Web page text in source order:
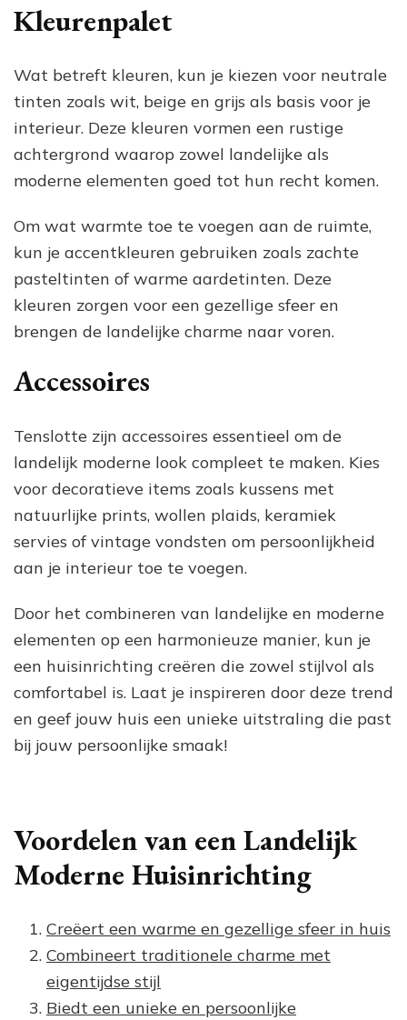
Kleurenpalet
Wat betreft kleuren, kun je kiezen voor neutrale
tinten zoals wit, beige en grijs als basis voor je
interieur. Deze kleuren vormen een rustige
achtergrond waarop zowel landelijke als
moderne elementen goed tot hun recht komen.
Om wat warmte toe te voegen aan de ruimte,
kun je accentkleuren gebruiken zoals zachte
pasteltinten of warme aardetinten. Deze
kleuren zorgen voor een gezellige sfeer en
brengen de landelijke charme naar voren.
Accessoires
Tenslotte zijn accessoires essentieel om de
landelijk moderne look compleet te maken. Kies
voor decoratieve items zoals kussens met
natuurlijke prints, wollen plaids, keramiek
servies of vintage vondsten om persoonlijkheid
aan je interieur toe te voegen.
Door het combineren van landelijke en moderne
elementen op een harmonieuze manier, kun je
een huisinrichting creëren die zowel stijlvol als
comfortabel is. Laat je inspireren door deze trend
en geef jouw huis een unieke uitstraling die past
bij jouw persoonlijke smaak!
Voordelen van een Landelijk
Moderne Huisinrichting
Creëert een warme en gezellige sfeer in huis
Combineert traditionele charme met
eigentijdse stijl
Biedt een unieke en persoonlijke